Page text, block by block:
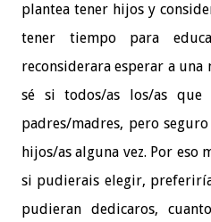
plantea tener hijos y
tener tiempo para
reconsiderara esperar a una
sé si todos/as los/as que
padres/madres, pero
hijos/as alguna vez. Por eso
si pudierais elegir,
pudieran dedicaros,